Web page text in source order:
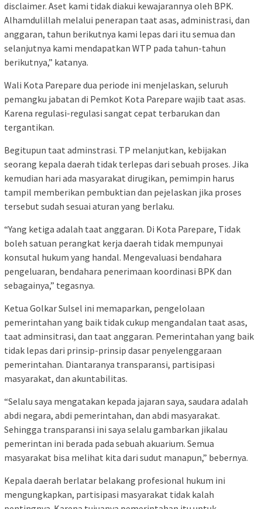
disclaimer. Aset kami tidak diakui kewajarannya oleh BPK.
Alhamdulillah melalui penerapan taat asas, administrasi, dan
anggaran, tahun berikutnya kami lepas dari itu semua dan
selanjutnya kami mendapatkan WTP pada tahun-tahun
berikutnya,” katanya.
Wali Kota Parepare dua periode ini menjelaskan, seluruh
pemangku jabatan di Pemkot Kota Parepare wajib taat asas.
Karena regulasi-regulasi sangat cepat terbarukan dan
tergantikan.
Begitupun taat adminstrasi. TP melanjutkan, kebijakan
seorang kepala daerah tidak terlepas dari sebuah proses. Jika
kemudian hari ada masyarakat dirugikan, pemimpin harus
tampil memberikan pembuktian dan pejelaskan jika proses
tersebut sudah sesuai aturan yang berlaku.
“Yang ketiga adalah taat anggaran. Di Kota Parepare, Tidak
boleh satuan perangkat kerja daerah tidak mempunyai
konsutal hukum yang handal. Mengevaluasi bendahara
pengeluaran, bendahara penerimaan koordinasi BPK dan
sebagainya,” tegasnya.
Ketua Golkar Sulsel ini memaparkan, pengelolaan
pemerintahan yang baik tidak cukup mengandalan taat asas,
taat adminsitrasi, dan taat anggaran. Pemerintahan yang baik
tidak lepas dari prinsip-prinsip dasar penyelenggaraan
pemerintahan. Diantaranya transparansi, partisipasi
masyarakat, dan akuntabilitas.
“Selalu saya mengatakan kepada jajaran saya, saudara adalah
abdi negara, abdi pemerintahan, dan abdi masyarakat.
Sehingga transparansi ini saya selalu gambarkan jikalau
pemerintan ini berada pada sebuah akuarium. Semua
masyarakat bisa melihat kita dari sudut manapun,” bebernya.
Kepala daerah berlatar belakang profesional hukum ini
mengungkapkan, partisipasi masyarakat tidak kalah